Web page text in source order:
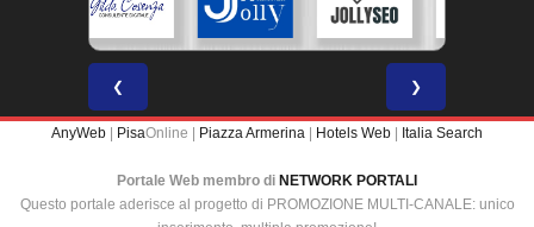
❮ ❯
AnyWeb PisaOnline | Piazza Armerina Hotels Web Italia Search
Portale Web membro di NETWORK PORTALI
Questo portale aderisce al progetto di PROMOZIONE MULTI-CANALE: unico